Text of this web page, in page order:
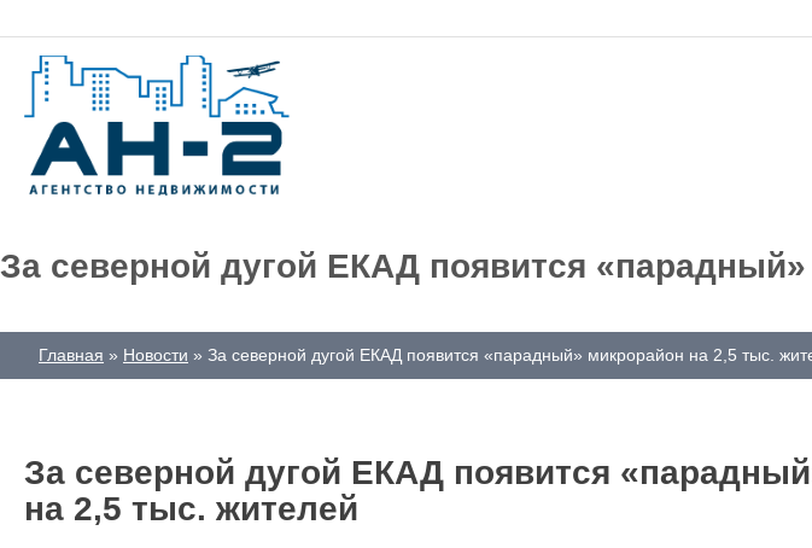
За северной дугой ЕКАД появится
Главная Новости За северной дугой ЕКАД появится «парадный» микрорайон на 2,5 тыс.
За северной дугой ЕКАД появится
на 2,5 тыс. жителей